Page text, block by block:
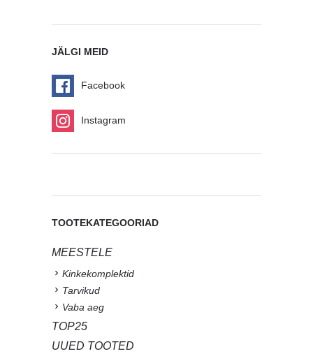
JÄLGI MEID
Facebook
Instagram
TOOTEKATEGOORIAD
MEESTELE
Kinkekomplektid
Tarvikud
Vaba aeg
TOP25
UUED TOOTED